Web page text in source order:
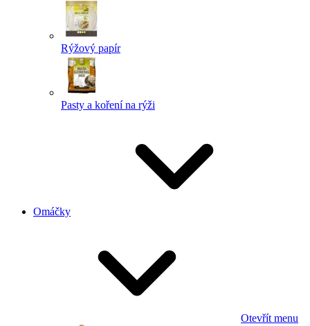
Rýžový papír
Pasty a koření na rýži
Omáčky
Otevřít menu